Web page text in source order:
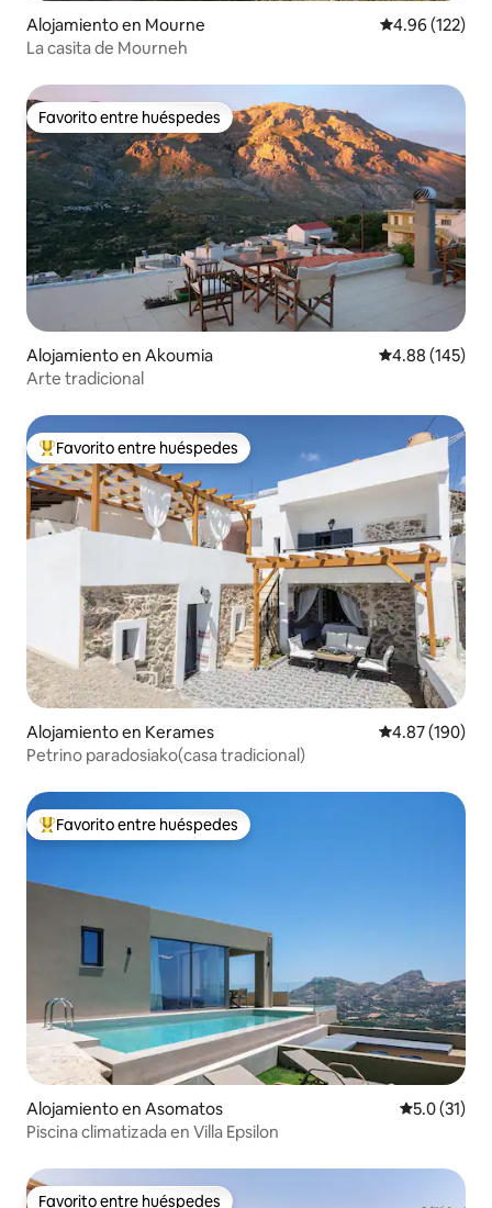
Alojamiento en Mourne Calificación
4.96 (122)
La casita de Mourneh
Favorito entre huéspedes
Favorito entre huéspedes
Alojamiento en Akoumia Calificación
4.88 (145)
Arte tradicional
Favorito entre huéspedes preferido
Favorito entre huéspedes
Alojamiento en Kerames Calificación
4.87 (190)
Petrino paradosiako(casa tradicional)
Favorito entre huéspedes preferido
Favorito entre huéspedes
Alojamiento en Asomatos Calificación
5.0 (31)
Piscina climatizada en Villa Epsilon
Favorito entre huéspedes